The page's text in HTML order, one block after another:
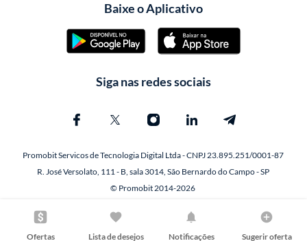
Ofertas Lista de desejos Notificações Sugerir oferta
Baixe o Aplicativo
Siga nas redes sociais
Promobit Servicos de Tecnologia Digital Ltda - CNPJ 23.895.251/0001-87
R. José Versolato, 111 - B, sala 3014, São Bernardo do Campo - SP
© Promobit 2014-2026